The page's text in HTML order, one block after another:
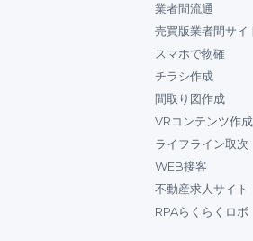
業者間流通
売買版業者間サイ
スマホで物確
チラシ作成
間取り図作成
VRコンテンツ作成
ライフライン取次
WEB接客
不動産求人サイト
RPAらくらくロボ